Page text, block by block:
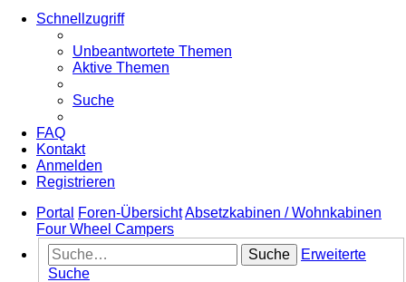
Schnellzugriff
Unbeantwortete Themen
Aktive Themen
Suche
FAQ
Kontakt
Anmelden
Registrieren
Portal
Foren-ÜbersichtAbsetzkabinen / Wohnkabinen
Four Wheel Campers
Suche
Erweiterte
Suche